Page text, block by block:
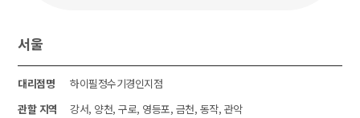
서울
대리점명
하이필정수기경인지점
관할 지역
강서, 양천, 구로, 영등포, 금천, 동작, 관악